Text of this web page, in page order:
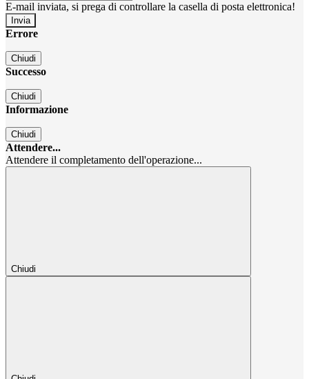
E-mail inviata, si prega di controllare la casella di posta elettronica!
Errore
Chiudi
Successo
Chiudi
Informazione
Chiudi
Attendere...
Attendere il completamento dell'operazione...
Chiudi